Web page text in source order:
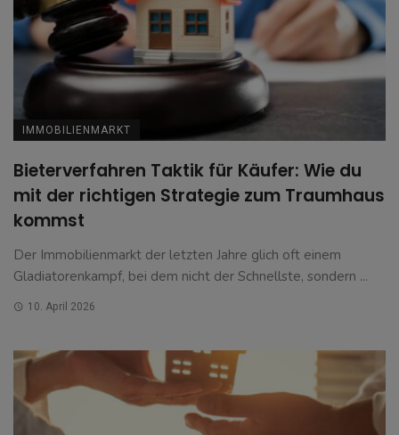
IMMOBILIENMARKT
Bieterverfahren Taktik für Käufer: Wie du
mit der richtigen Strategie zum Traumhaus
kommst
Der Immobilienmarkt der letzten Jahre glich oft einem
Gladiatorenkampf, bei dem nicht der Schnellste, sondern ...
10. April 2026